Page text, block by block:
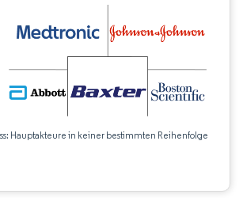
Hauptakteure in keiner bestimmten Reihenfolge